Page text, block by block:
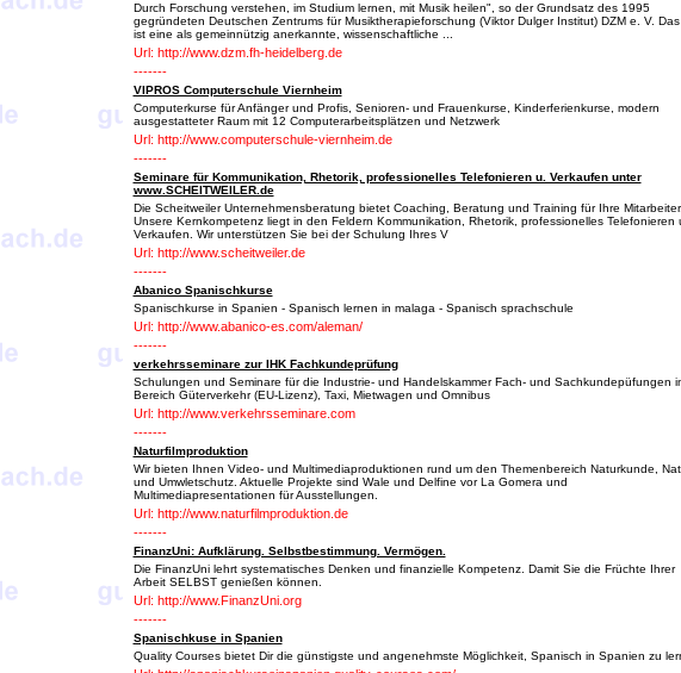
Durch Forschung verstehen, im Studium lernen, mit Musik heilen", so der Grundsatz des 1995
gegründeten Deutschen Zentrums für Musiktherapieforschung (Viktor Dulger Institut) DZM e. V. Das
ist eine als gemeinnützig anerkannte, wissenschaftliche ...
Url: http://www.dzm.fh-heidelberg.de
-------
VIPROS Computerschule Viernheim
Computerkurse für Anfänger und Profis, Senioren- und Frauenkurse, Kinderferienkurse, modern
ausgestatteter Raum mit 12 Computerarbeitsplätzen und Netzwerk
Url: http://www.computerschule-viernheim.de
-------
Seminare für Kommunikation, Rhetorik, professionelles Telefonieren u. Verkaufen unter
www.SCHEITWEILER.de
Die Scheitweiler Unternehmensberatung bietet Coaching, Beratung und Training für Ihre
Unsere Kernkompetenz liegt in den Feldern Kommunikation, Rhetorik, professionelles Telefonieren
Verkaufen. Wir unterstützen Sie bei der Schulung Ihres V
Url: http://www.scheitweiler.de
-------
Abanico Spanischkurse
Spanischkurse in Spanien - Spanisch lernen in malaga - Spanisch sprachschule
Url: http://www.abanico-es.com/aleman/
-------
verkehrsseminare zur IHK Fachkundeprüfung
Schulungen und Seminare für die Industrie- und Handelskammer Fach- und Sachkundepüfungen
Bereich Güterverkehr (EU-Lizenz), Taxi, Mietwagen und Omnibus
Url: http://www.verkehrsseminare.com
-------
Naturfilmproduktion
Wir bieten Ihnen Video- und Multimediaproduktionen rund um den Themenbereich Naturkunde,
und Umwletschutz. Aktuelle Projekte sind Wale und Delfine vor La Gomera und
Multimediapresentationen für Ausstellungen.
Url: http://www.naturfilmproduktion.de
-------
FinanzUni: Aufklärung. Selbstbestimmung. Vermögen.
Die FinanzUni lehrt systematisches Denken und finanzielle Kompetenz. Damit Sie die Früchte Ihrer
Arbeit SELBST genießen können.
Url: http://www.FinanzUni.org
-------
Spanischkuse in Spanien
Quality Courses bietet Dir die günstigste und angenehmste Möglichkeit, Spanisch in Spanien zu